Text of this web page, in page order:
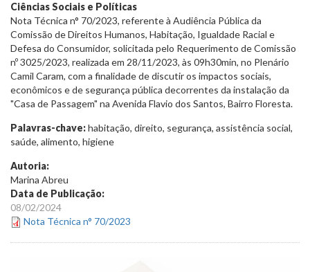
Ciências Sociais e Políticas
Nota Técnica n° 70/2023, referente à Audiência Pública da
Comissão de Direitos Humanos, Habitação, Igualdade Racial e
Defesa do Consumidor, solicitada pelo Requerimento de Comissão
nº 3025/2023, realizada em 28/11/2023, às 09h30min, no Plenário
Camil Caram, com a finalidade de discutir os impactos sociais,
econômicos e de segurança pública decorrentes da instalação da
"Casa de Passagem" na Avenida Flavio dos Santos, Bairro Floresta.
Palavras-chave:habitação, direito, segurança, assistência social,
saúde, alimento, higiene
Autoria:
Marina Abreu
Data de Publicação:
08/02/2024
Nota Técnica n° 70/2023